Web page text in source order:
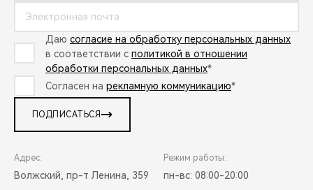
Даю согласие на обработку персональных данных
в соответствии с политикой в отношении
обработки персональных данных*
Согласен на рекламную коммуникацию*
ПОДПИСАТЬСЯ
Адрес:
Волжский, пр-т Ленина, 359
Режим работы:
пн-вс: 08:00-20:00